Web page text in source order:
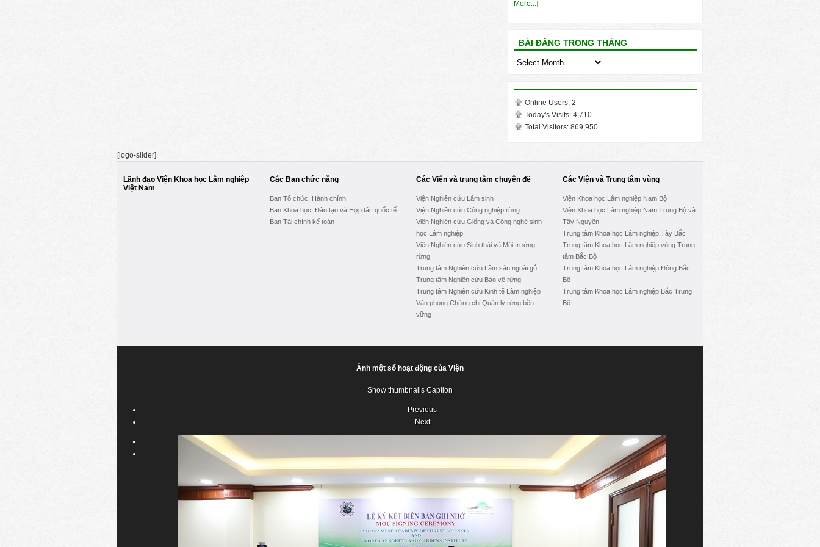
More...]
BÀI ĐĂNG TRONG THÁNG
Bài
thángOnline Users: 2
Today's Visits: 4,710
Total Visitors: 869,950
[logo-slider]
Lãnh đạo Viện Khoa học Lâm nghiệp
Việt Nam
Các Ban chức năng
Ban Tổ chức, Hành chính
Ban Khoa học, Đào tạo và Hợp tác quốc tế
Ban Tài chính kế toán
Các Viện và trung tâm chuyên đề
Viện Nghiên cứu Lâm sinh
Viện Nghiên cứu Công nghiệp rừng
Viện Nghiên cứu Giống và Công nghệ sinh
học Lâm nghiệp
Viện Nghiên cứu Sinh thái và Môi trường
rừng
Trung tâm Nghiên cứu Lâm sản ngoài gỗ
Trung tâm Nghiên cứu Bảo vệ rừng
Trung tâm Nghiên cứu Kinh tế Lâm nghiệp
Văn phòng Chứng chỉ Quản lý rừng bền
vững
Các Viện và Trung tâm vùng
Viện Khoa học Lâm nghiệp Nam Bộ
Viện Khoa học Lâm nghiệp Nam Trung Bộ và
Tây Nguyên
Trung tâm Khoa học Lâm nghiệp Tây Bắc
Trung tâm Khoa học Lâm nghiệp vùng Trung
tâm Bắc Bộ
Trung tâm Khoa học Lâm nghiệp Đông Bắc
Bộ
Trung tâm Khoa học Lâm nghiệp Bắc Trung
Bộ
Ảnh một số hoạt động của Viện
Show thumbnails Caption
Previous
Next